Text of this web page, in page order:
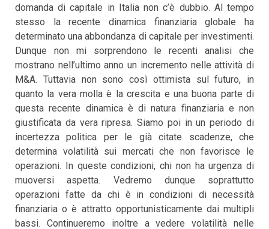
domanda di capitale in Italia non c’è dubbio. Al tempo
stesso la recente dinamica finanziaria globale ha
determinato una abbondanza di capitale per investimenti.
Dunque non mi sorprendono le recenti analisi che
mostrano nell’ultimo anno un incremento nelle attività di
M&A. Tuttavia non sono così ottimista sul futuro, in
quanto la vera molla è la crescita e una buona parte di
questa recente dinamica è di natura finanziaria e non
giustificata da vera ripresa. Siamo poi in un periodo di
incertezza politica per le già citate scadenze, che
determina volatilità sui mercati che non favorisce le
operazioni. In queste condizioni, chi non ha urgenza di
muoversi aspetta. Vedremo dunque soprattutto
operazioni fatte da chi è in condizioni di necessità
finanziaria o è attratto opportunisticamente dai multipli
bassi. Continueremo inoltre a vedere volatilità nelle